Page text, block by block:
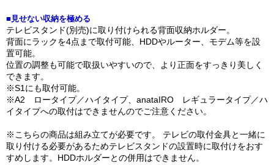
■見せない収納を極める
テレビスタンド(別売)に取り付けられる背面収納ホルダー。
背面にラックを4点まで取付可能、HDDやルーター、モデム等を設
置可能。
位置の調整も可能で取扱いやすいので、より正面をすっきり美しく
できます。
※S1にも取付可能。
※A2 ロータイプ／ハイタイプ、anataIRO レギュラータイプ／ハ
イタイプへの取付はできませんのでご注意ください。
※こちらの商品は組み立てが必要です。 テレビの取付金具と一緒に
取り付ける必要があるためテレビスタンドの設置時に取付けをおす
すめします。HDDホルダーとの併用はできません。